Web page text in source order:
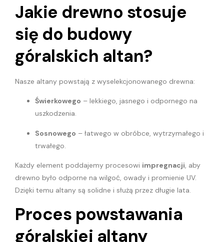
Jakie drewno stosuje
się do budowy
góralskich altan?
Nasze altany powstają z wyselekcjonowanego drewna:
Świerkowego – lekkiego, jasnego i odpornego na
uszkodzenia.
Sosnowego – łatwego w obróbce, wytrzymałego i
trwałego.
Każdy element poddajemy procesowi impregnacji, aby
drewno było odporne na wilgoć, owady i promienie UV.
Dzięki temu altany są solidne i służą przez długie lata.
Proces powstawania
góralskiej altany